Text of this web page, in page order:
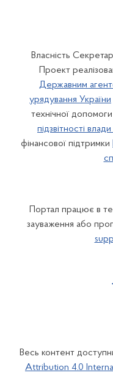
Власність
Проект
Державним
урядування України
технічної допомоги
підзвітності
фінансової підтримки
Портал працює в
зауваження або
Весь контент
Attribution 4.0